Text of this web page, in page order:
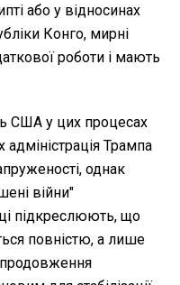
або у відносинах
Конго, мирні
роботи і мають
США у цих процесах
Трампа
однак
війни"
підкреслюють, що
повністю, а лише